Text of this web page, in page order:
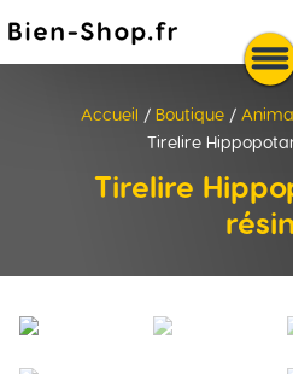
Accueil /Boutique /
Tirelire
Tirelire